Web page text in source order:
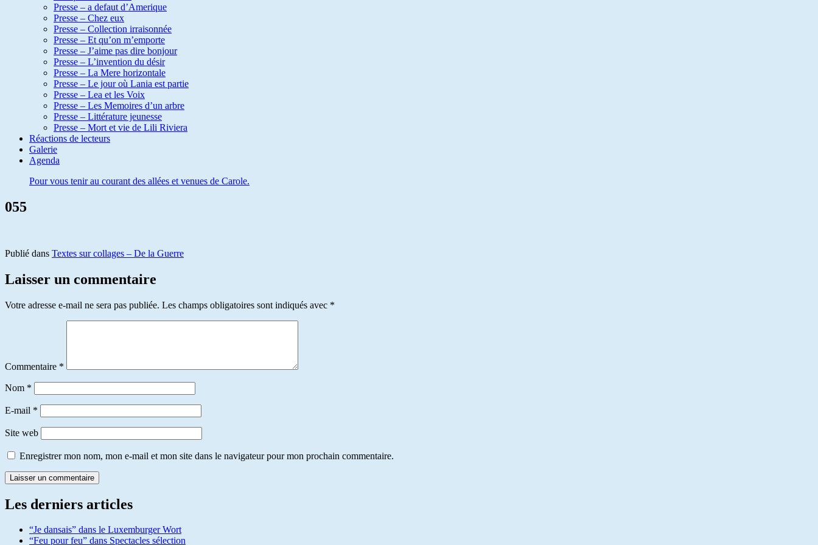
Presse – a defaut d’Amerique
Presse – Chez eux
Presse – Collection irraisonnée
Presse – Et qu’on m’emporte
Presse – J’aime pas dire bonjour
Presse – L’invention du désir
Presse – La Mere horizontale
Presse – Le jour où Lania est partie
Presse – Lea et les Voix
Presse – Les Memoires d’un arbre
Presse – Littérature jeunesse
Presse – Mort et vie de Lili Riviera
Réactions de lecteurs
Galerie
Agenda
Pour vous tenir au courant des allées et venues de Carole.
055
Publié dans Textes sur collages – De la Guerre
Laisser un commentaire
Votre adresse e-mail ne sera pas publiée. Les champs obligatoires sont indiqués avec *
Commentaire *
Nom *
E-mail *
Site web
Enregistrer mon nom, mon e-mail et mon site dans le navigateur pour mon prochain commentaire.
Les derniers articles
“Je dansais” dans le Luxemburger Wort
“Feu pour feu” dans Spectacles sélection